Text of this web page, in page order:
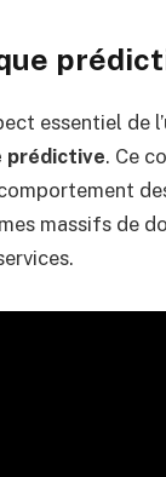
essentiel de
prédictive. Ce
massifs de